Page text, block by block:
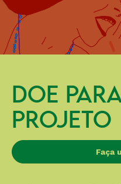
DOE
PROJETO
Faça